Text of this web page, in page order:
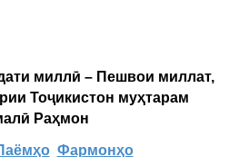
миллӣ – Пешвои миллат,
Тоҷикистон муҳтарам
Раҳмон
Фармонҳо